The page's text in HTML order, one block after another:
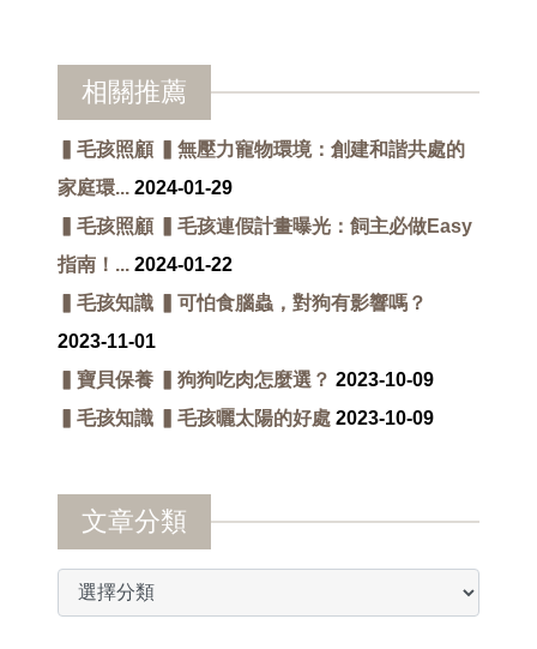
相關推薦
▍毛孩照顧 ▍無壓力寵物環境：創建和諧共處的
家庭環... 2024-01-29
▍毛孩照顧 ▍毛孩連假計畫曝光：飼主必做Easy
指南！... 2024-01-22
▍毛孩知識 ▍可怕食腦蟲，對狗有影響嗎？
2023-11-01
▍寶貝保養 ▍狗狗吃肉怎麼選？ 2023-10-09
▍毛孩知識 ▍毛孩曬太陽的好處 2023-10-09
文章分類